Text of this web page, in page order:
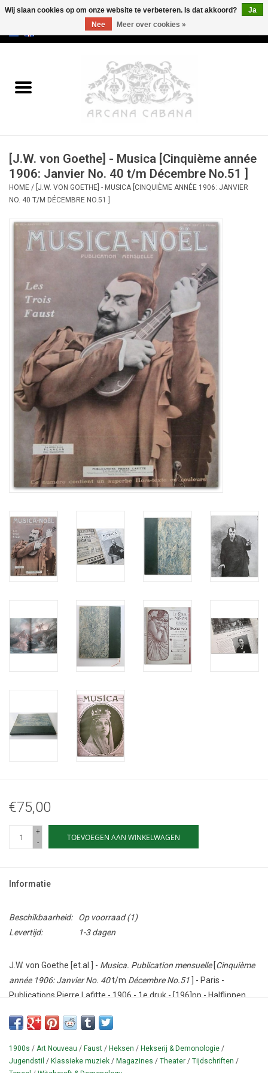
Oud & Zeldzaam
Erotica
Curiosa
Categorieën
[J.W. von Goethe] - Musica [Cinquième année
1906: Janvier No. 40 t/m Décembre No.51 ]
HOME / [J.W. VON GOETHE] - MUSICA [CINQUIÈME ANNÉE 1906: JANVIER
NO. 40 T/M DÉCEMBRE NO.51 ]
€75,00
+
-
TOEVOEGEN AAN WINKELWAGEN
Informatie
Beschikbaarheid: Op voorraad(1)
Levertijd:
1-3 dagen
J.W. von Goethe [et.al.] - Musica. Publication mensuelle[Cinquième
année 1906: Janvier No. 40t/m Décembre No.51 ] - Paris -
Publications Pierre Lafitte - 1906 - 1e druk - [196]pp - Halflinnen
Conditie: Goed - met slijtage, vlekjes. Zeldzaam.
Groot formaat art nouveau stijl (klassieke) muziektijdschift van
net na het fin-de-siècle. Geïllustreerd met zwart-wit foto's (door
1900s / Art Nouveau / Faust / Heksen / Hekserij & Demonologie /
Jugendstil / Klassieke muziek / Magazines / Theater / Tijdschriften /
Wij slaan cookies op om onze website te verbeteren. Is dat akkoord?
Ja
Nee
Meer over cookies »